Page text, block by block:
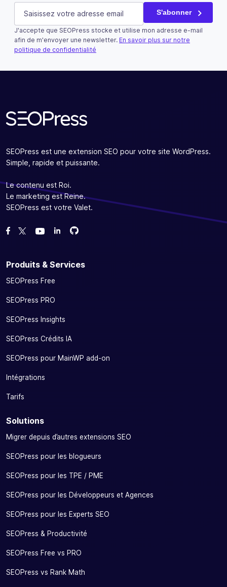
Company
Ce champ n’est utilisé qu’à des fins de validation et
E-mail (Nécessaire) S'abonner
J'accepte que SEOPress stocke et utilise mon adresse e-mail
afin de m'envoyer une newsletter. En savoir plus sur notre
politique de confidentialité
SEOPress est une extension SEO pour votre site WordPress.
Simple, rapide et puissante.
Le contenu est Roi.
Le marketing est Reine.
SEOPress est votre Valet.
Likez notre page Facebook
Suivez-nous sur Twitter
Nous voir sur YouTube
Forcez-nous sur GitHub
Forcez-nous sur GitHub
Produits & Services
SEOPress Free
SEOPress PRO
SEOPress Insights
SEOPress Crédits IA
SEOPress pour MainWP add-on
Intégrations
Tarifs
Solutions
Migrer depuis d’autres extensions SEO
SEOPress pour les blogueurs
SEOPress pour les TPE / PME
SEOPress pour les Développeurs et Agences
SEOPress pour les Experts SEO
SEOPress & Productivité
SEOPress Free vs PRO
SEOPress vs Rank Math